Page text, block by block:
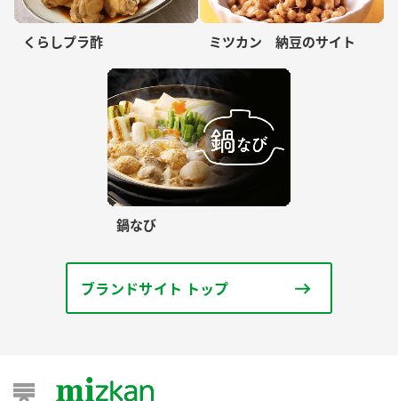
くらしプラ酢 ミツカン 納豆のサイト
鍋なび
ブランドサイト トップ